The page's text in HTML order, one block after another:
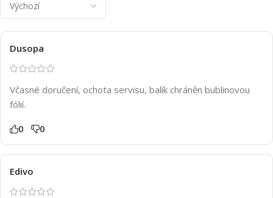
Dusopa
Včasné doručení, ochota servisu, balík chráněn bublinovou
fólií.
0 0
Edivo